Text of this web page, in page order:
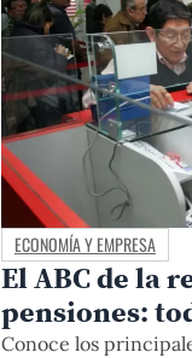
ECONOMÍA Y EMPRESA
El ABC de la
pensiones:
Conoce los